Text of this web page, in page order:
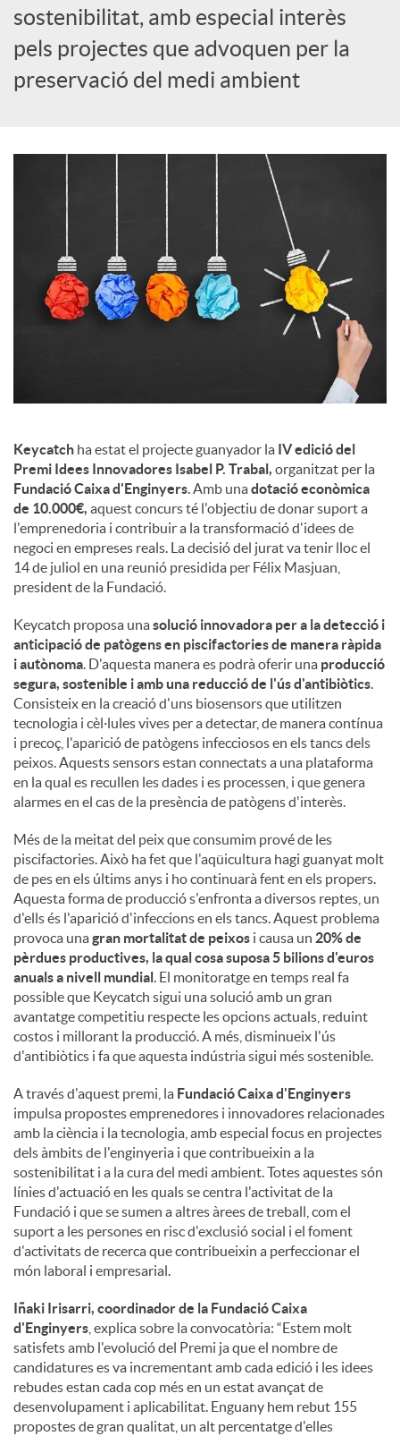
i
a
sostenibilitat, amb especial interès
pels projectes que advoquen per la
preservació del medi ambient
Keycatch ha estat el projecte guanyador la IV edició del
Premi Idees Innovadores Isabel P. Trabal, organitzat per la
Fundació Caixa d'Enginyers. Amb unadotació econòmica
de 10.000€, aquest concurs té l'objectiu de donar suport a
l'emprenedoria i contribuir a la transformació d'idees de
negoci en empreses reals. La decisió del jurat va tenir lloc el
14 de juliol en una reunió presidida per Félix Masjuan,
president de la Fundació.
Keycatch proposa unasolució innovadora per a la detecció i
anticipació de patògens en piscifactories de manera ràpida
i autònoma. D'aquesta manera es podrà oferir una producció
segura, sostenible i amb una reducció de l'ús d'antibiòtics.
Consisteix en la creació d'uns biosensors que utilitzen
tecnologia i cèl·lules vives per a detectar, de manera contínua
i precoç, l'aparició de patògens infecciosos en els tancs dels
peixos. Aquests sensors estan connectats a una plataforma
en la qual es recullen les dades i es processen, i que genera
alarmes en el cas de la presència de patògens d'interès.
Més de la meitat del peix que consumim prové de les
piscifactories. Això ha fet que l'aqüicultura hagi guanyat molt
de pes en els últims anys i ho continuarà fent en els propers.
Aquesta forma de producció s'enfronta a diversos reptes, un
d'ells és l'aparició d'infeccions en els tancs. Aquest problema
provoca unagran mortalitat de peixos i causa un 20% de
pèrdues productives, la qual cosa suposa 5 bilions d'euros
anuals a nivell mundial. El monitoratge en temps real fa
possible que Keycatch sigui una solució amb un gran
avantatge competitiu respecte les opcions actuals, reduint
costos i millorant la producció. A més, disminueix l'ús
d'antibiòtics i fa que aquesta indústria sigui més sostenible.
A través d'aquest premi, la Fundació Caixa d'Enginyers
impulsa propostes emprenedores i innovadores relacionades
amb la ciència i la tecnologia, amb especial focus en projectes
dels àmbits de l'enginyeria i que contribueixin a la
sostenibilitat i a la cura del medi ambient. Totes aquestes són
línies d'actuació en les quals se centra l'activitat de la
Fundació i que se sumen a altres àrees de treball, com el
suport a les persones en risc d'exclusió social i el foment
d'activitats de recerca que contribueixin a perfeccionar el
món laboral i empresarial.
Iñaki Irisarri, coordinador de la Fundació Caixa
d'Enginyers , explica sobre la convocatòria: “Estem molt
satisfets amb l'evolució del Premi ja que el nombre de
candidatures es va incrementant amb cada edició i les idees
rebudes estan cada cop més en un estat avançat de
desenvolupament i aplicabilitat. Enguany hem rebut 155
propostes de gran qualitat, un alt percentatge d'elles